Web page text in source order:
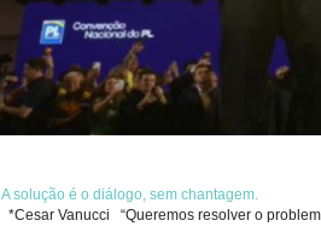
A solução é o diálogo, sem chantagem.
*Cesar Vanucci “Queremos resolver o